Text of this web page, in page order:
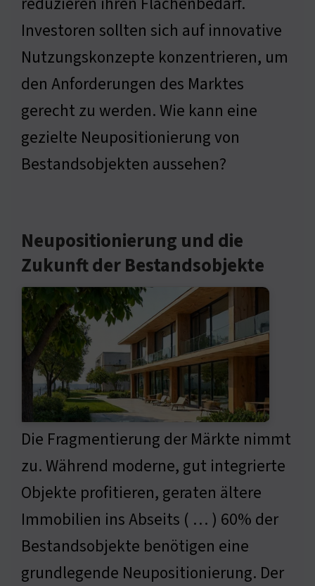
Investoren sollten sich auf innovative
Nutzungskonzepte konzentrieren, um
den Anforderungen des Marktes
gerecht zu werden. Wie kann eine
gezielte Neupositionierung von
Bestandsobjekten aussehen?
Neupositionierung und die
Zukunft der Bestandsobjekte
Die Fragmentierung der Märkte nimmt
zu. Während moderne, gut integrierte
Objekte profitieren, geraten ältere
Immobilien ins Abseits ( … ) 60% der
Bestandsobjekte benötigen eine
grundlegende Neupositionierung. Der